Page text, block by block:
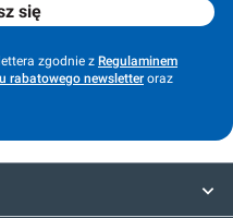
się
zgodnie z Regulaminem
rabatowego newsletter oraz